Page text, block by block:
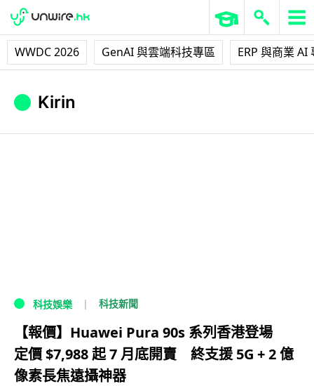
WWDC 2026 GenAI 與雲端科技專區 ERP 與商業 AI
Kirin
科技娛樂 科技新聞
【報價】Huawei Pura 90s 系列香港登場
定價 $7,988 起 7 月底開賣 終支援 5G + 2 億
像素長焦遠攝神器